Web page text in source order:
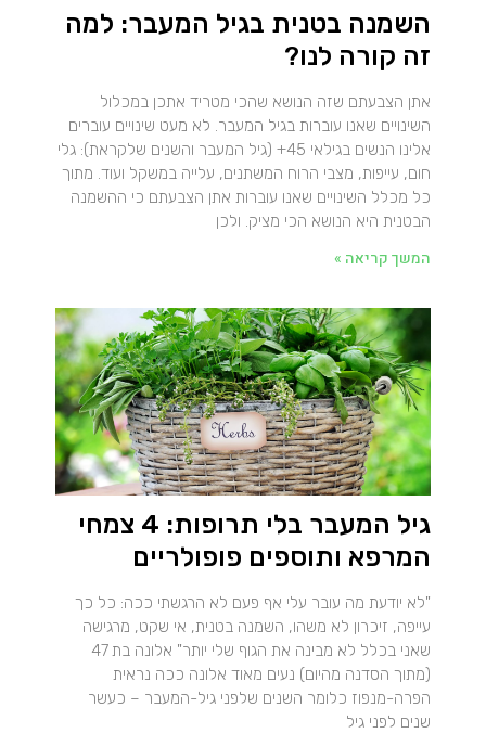
השמנה בטנית בגיל המעבר: למה
זה קורה לנו?
אתן הצבעתם שזה הנושא שהכי מטריד אתכן במכלול
השינויים שאנו עוברות בגיל המעבר. לא מעט שינויים עוברים
אלינו הנשים בגילאי 45+ (גיל המעבר והשנים שלקראת): גלי
חום, עייפות, מצבי הרוח המשתנים, עלייה במשקל ועוד. מתוך
כל מכלל השינויים שאנו עוברות אתן הצבעתם כי ההשמנה
הבטנית היא הנושא הכי מציק. ולכן
המשך קריאה »
גיל המעבר בלי תרופות: 4 צמחי
המרפא ותוספים פופולריים
"לא יודעת מה עובר עלי אף פעם לא הרגשתי ככה: כל כך
עייפה, זיכרון לא משהו, השמנה בטנית, אי שקט, מרגישה
שאני בכלל לא מבינה את הגוף שלי יותר" אלונה בת 47
(מתוך הסדנה מהיום) נעים מאוד אלונה ככה נראית
הפרה-מנפוז כלומר השנים שלפני גיל-המעבר – כעשר
שנים לפני גיל